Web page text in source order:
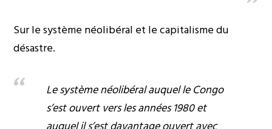
Sur le système néolibéral et le capitalisme du
désastre.
Le système néolibéral auquel le Congo
s’est ouvert vers les années 1980 et